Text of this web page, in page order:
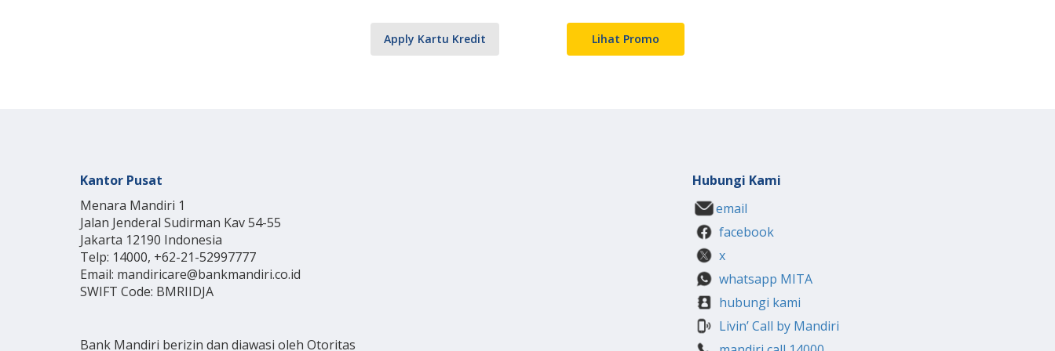
Apply Kartu Kredit Lihat Promo
Kantor Pusat
Menara Mandiri 1
Jalan Jenderal Sudirman Kav 54-55
Jakarta 12190 Indonesia
Telp: 14000, +62-21-52997777
Email: mandiricare@bankmandiri.co.id
SWIFT Code: BMRIIDJA
Bank Mandiri berizin dan diawasi oleh Otoritas
Hubungi Kami
email
facebook
x
whatsapp MITA
hubungi kami
Livin’ Call by Mandiri